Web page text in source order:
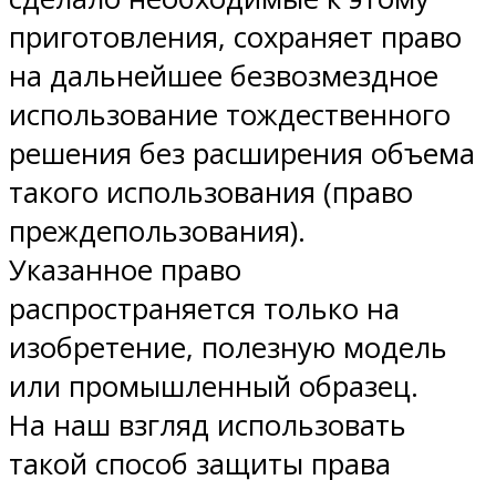
приготовления, сохраняет право
на дальнейшее безвозмездное
использование тождественного
решения без расширения объема
такого использования (право
преждепользования).
Указанное право
распространяется только на
изобретение, полезную модель
или промышленный образец.
На наш взгляд использовать
такой способ защиты права